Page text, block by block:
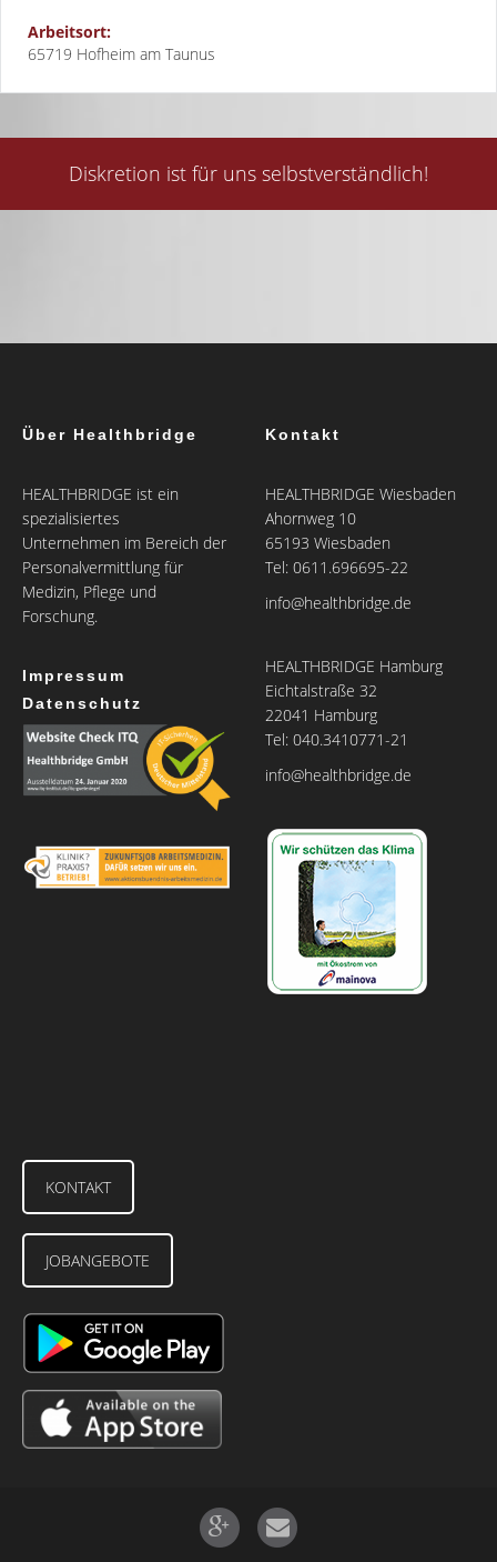
Arbeitsort:
65719 Hofheim am Taunus
Diskretion ist für uns selbstverständlich!
Über Healthbridge
HEALTHBRIDGE ist ein
spezialisiertes
Unternehmen im Bereich der
Personalvermittlung für
Medizin, Pflege und
Forschung.
Impressum
Datenschutz
Kontakt
HEALTHBRIDGE Wiesbaden
Ahornweg 10
65193 Wiesbaden
Tel: 0611.696695-22
info@healthbridge.de
HEALTHBRIDGE Hamburg
Eichtalstraße 32
22041 Hamburg
Tel: 040.3410771-21
info@healthbridge.de
KONTAKT
JOBANGEBOTE